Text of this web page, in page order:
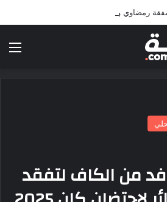
رمضاوي ويضمه لثلاثة مواسم
من الكاف لتفقد